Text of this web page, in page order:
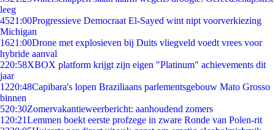
leeg
4521:00Progressieve Democraat El-Sayed wint nipt voorverkiezing
Michigan
1621:00Drone met explosieven bij Duits vliegveld voedt vrees voor
hybride aanval
220:58XBOX platform krijgt zijn eigen "Platinum" achievements dit
jaar
1220:48Capibara's lopen Braziliaans parlementsgebouw Mato Grosso
binnen
520:30Zomervakantieweerbericht: aanhoudend zomers
1 20:21Lemmen boekt eerste profzege in zware Ronde van Polen-rit